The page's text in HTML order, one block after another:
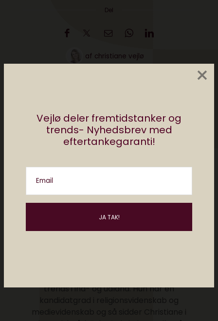
Vejlø deler fremtidstanker og
trends- Nyhedsbrev med
eftertankegaranti!
Email
×
Del
af christiane vejlø
Christiane er direktør for Elektronista Media
trends i ind- og udland. Hun har en